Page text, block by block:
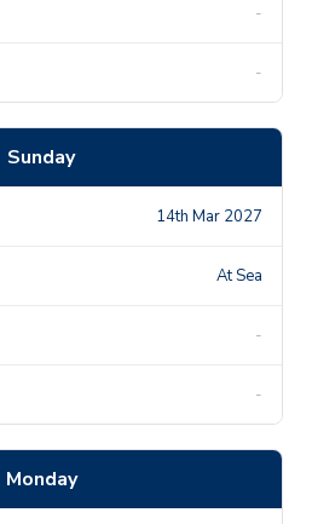
-
-
Sunday
14th Mar 2027
At Sea
-
-
Monday